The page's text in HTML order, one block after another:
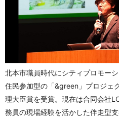
北本市職員時代にシティプロモー
住民参加型の「&green」プロジェ
理大臣賞を受賞。現在は合同会社
務員の現場経験を活かした伴走型